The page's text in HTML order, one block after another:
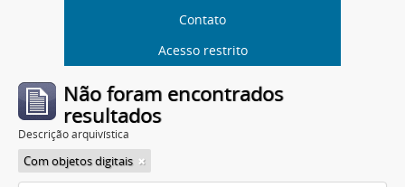
Contato
Acesso restrito
Não foram encontrados
resultados
Descrição arquivística
Com objetos digitais